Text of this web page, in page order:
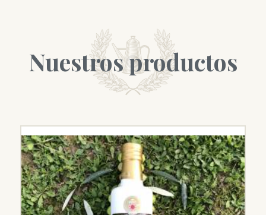
Nuestros productos